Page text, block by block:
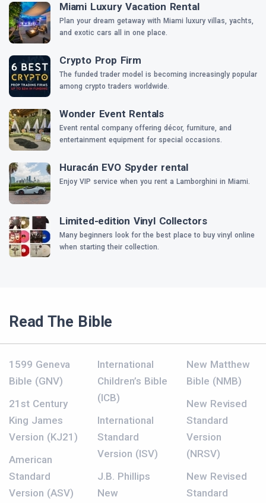
Miami Luxury Vacation Rental
Plan your dream getaway with Miami luxury villas, yachts,
and exotic cars all in one place.
Crypto Prop Firm
The funded trader model is becoming increasingly popular
among crypto traders worldwide.
Wonder Event Rentals
Event rental company offering décor, furniture, and
entertainment equipment for special occasions.
Huracán EVO Spyder rental
Enjoy VIP service when you rent a Lamborghini in Miami.
Limited-edition Vinyl Collectors
Many beginners look for the best place to buy vinyl online
when starting their collection.
Read The Bible
1599 Geneva
Bible (GNV)
21st Century
King James
Version (KJ21)
American
Standard
Version (ASV)
International
Children’s Bible
(ICB)
International
Standard
Version (ISV)
J.B. Phillips
New
New Matthew
Bible (NMB)
New Revised
Standard
Version
(NRSV)
New Revised
Standard